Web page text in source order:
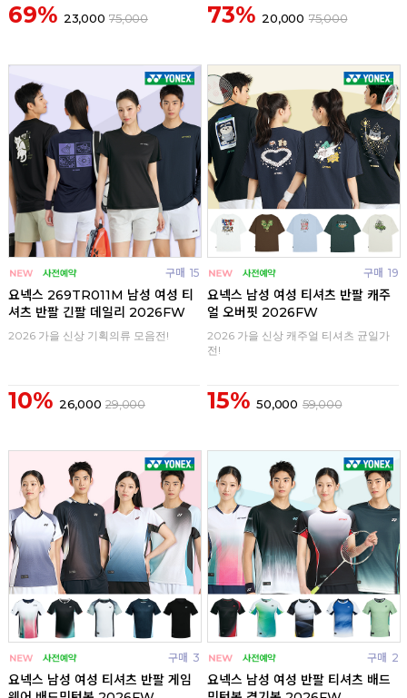
69% 23,000 75,000 73% 20,000 75,000
구매 15
요넥스 269TR011M 남성 여성 티
셔츠 반팔 긴팔 데일리 2026FW
2026 가을 신상 기획의류 모음전!
10% 26,000 29,000
구매 19
요넥스 남성 여성 티셔츠 반팔 캐주
얼 오버핏 2026FW
2026 가을 신상 캐주얼 티셔츠 균일가
전!
15% 50,000 59,000
구매 3
요넥스 남성 여성 티셔츠 반팔 게임
구매 2
요넥스 남성 여성 반팔 티셔츠 배드